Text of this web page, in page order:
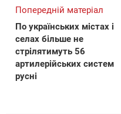
Попередній матеріал
По українських містах і
селах більше не
стрілятимуть 56
артилерійських систем
русні